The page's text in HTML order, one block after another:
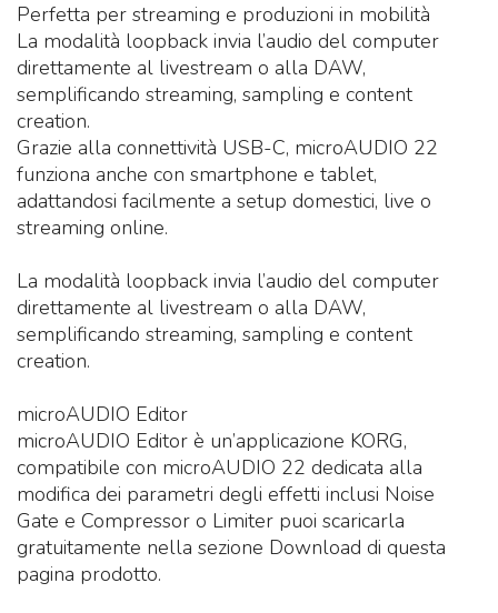
Perfetta per streaming e produzioni in mobilità
La modalità loopback invia l’audio del computer
direttamente al livestream o alla DAW,
semplificando streaming, sampling e content
creation.
Grazie alla connettività USB-C, microAUDIO 22
funziona anche con smartphone e tablet,
adattandosi facilmente a setup domestici, live o
streaming online.
La modalità loopback invia l’audio del computer
direttamente al livestream o alla DAW,
semplificando streaming, sampling e content
creation.
microAUDIO Editor
microAUDIO Editor è un’applicazione KORG,
compatibile con microAUDIO 22 dedicata alla
modifica dei parametri degli effetti inclusi Noise
Gate e Compressor o Limiter puoi scaricarla
gratuitamente nella sezione Download di questa
pagina prodotto.